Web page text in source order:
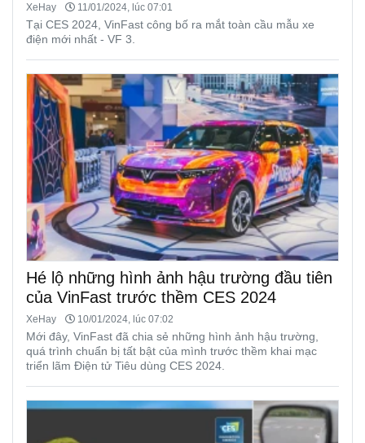
XeHay 11/01/2024, lúc 07:01
Tại CES 2024, VinFast công bố ra mắt toàn cầu mẫu xe
điện mới nhất - VF 3.
Hé lộ những hình ảnh hậu trường đầu tiên
của VinFast trước thềm CES 2024
XeHay 10/01/2024, lúc 07:02
Mới đây, VinFast đã chia sẻ những hình ảnh hậu trường,
quá trình chuẩn bị tất bật của mình trước thềm khai mạc
triển lãm Điện tử Tiêu dùng CES 2024.